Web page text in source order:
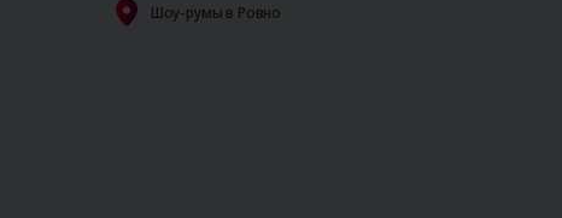
Шоу-румы в Ровно